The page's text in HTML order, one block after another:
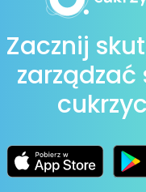
Zacznij
zarządzać